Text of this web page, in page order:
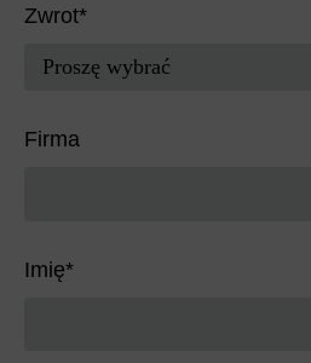
Zwrot*
Firma
Imię*